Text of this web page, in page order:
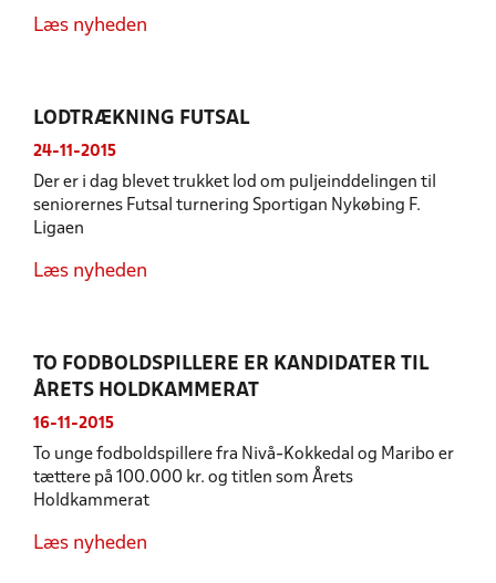
Læs nyheden
LODTRÆKNING FUTSAL
24-11-2015
Der er i dag blevet trukket lod om puljeinddelingen til
seniorernes Futsal turnering Sportigan Nykøbing F.
Ligaen
Læs nyheden
TO FODBOLDSPILLERE ER KANDIDATER TIL
ÅRETS HOLDKAMMERAT
16-11-2015
To unge fodboldspillere fra Nivå-Kokkedal og Maribo er
tættere på 100.000 kr. og titlen som Årets
Holdkammerat
Læs nyheden